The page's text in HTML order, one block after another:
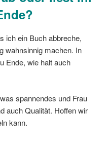
ich ein Buch abbreche,
wahnsinnig machen. In
Ende, wie halt auch
spannendes und Frau
auch Qualität. Hoffen wir
kann.